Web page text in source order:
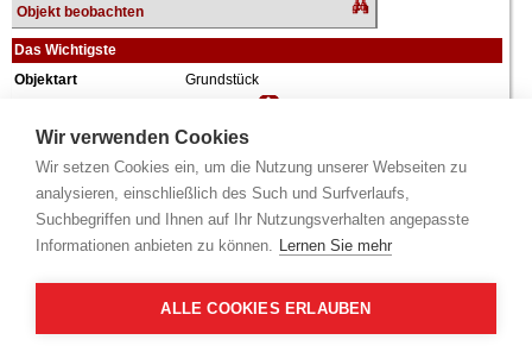
Wir verwenden Cookies
Wir setzen Cookies ein, um die Nutzung unserer Webseiten zu
analysieren, einschließlich des Such und Surfverlaufs,
Suchbegriffen und Ihnen auf Ihr Nutzungsverhalten angepasste
Informationen anbieten zu können. Lernen Sie mehr
ALLE COOKIES ERLAUBEN
Objekt beobachten
Das Wichtigste
Objektart
Grundstück
Wiederholungstermin
Nein
268.977 m²
Weiteres
überwiegend Waldfläche, teilweise bebaut mit
Lagergebäude, Baujahr ca. 18./19. Jahrhundert,
Nutzfläche ca. 47 m² und Kellerraum mit
entsprechenden Einzelwerten.